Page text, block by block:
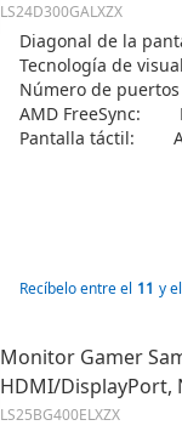
LS24D300GALXZX
Diagonal de la
Tecnología de
Número de
AMD FreeSync:
Pantalla táctil:
Recíbelo entre el 11 y el
Monitor Gamer
HDMI/DisplayPort,
LS25BG400ELXZX